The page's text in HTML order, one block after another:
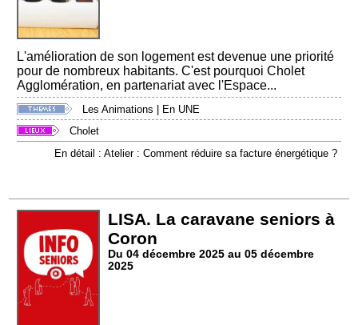
L'amélioration de son logement est devenue une priorité
pour de nombreux habitants. C'est pourquoi Cholet
Agglomération, en partenariat avec l'Espace...
Les Animations | En UNE
Cholet
En détail : Atelier : Comment réduire sa facture énergétique ?
LISA. La caravane seniors à
Coron
Du 04 décembre 2025 au 05 décembre
2025